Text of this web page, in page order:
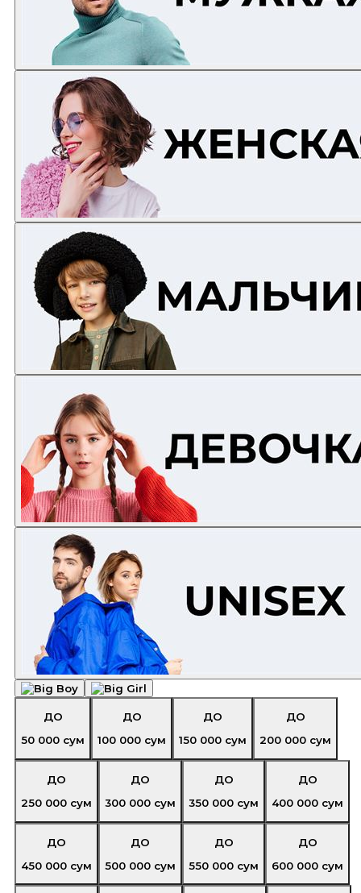
ДО
50 000 сум
ДО
100 000 сум
ДО
150 000 сум
ДО
200 000 сум
ДО
250 000 сум
ДО
300 000 сум
ДО
350 000 сум
ДО
400 000 сум
ДО
450 000 сум
ДО
500 000 сум
ДО
550 000 сум
ДО
600 000 сум